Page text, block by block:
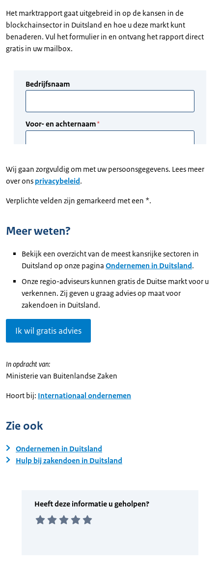
Het marktrapport gaat uitgebreid in op de kansen in de
blockchainsector in Duitsland en hoe u deze markt kunt
benaderen. Vul het formulier in en ontvang het rapport direct
gratis in uw mailbox.
Wij gaan zorgvuldig om met uw persoonsgegevens. Lees meer
over ons privacybeleid.
Verplichte velden zijn gemarkeerd met een *.
Meer weten?
Bekijk een overzicht van de meest kansrijke sectoren in
Duitsland op onze pagina Ondernemen in Duitsland.
Onze regio-adviseurs kunnen gratis de Duitse markt voor u
verkennen. Zij geven u graag advies op maat voor
zakendoen in Duitsland.
Ik wil gratis advies
In opdracht van:
Ministerie van Buitenlandse Zaken
Hoort bij: Internationaal ondernemen
Zie ook
Ondernemen in Duitsland
Hulp bij zakendoen in Duitsland